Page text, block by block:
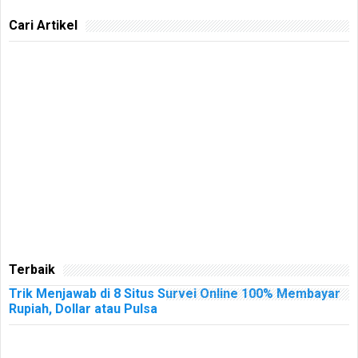
Cari Artikel
Terbaik
Trik Menjawab di 8 Situs Survei Online 100% Membayar
Rupiah, Dollar atau Pulsa